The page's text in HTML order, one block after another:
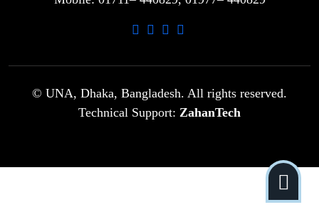
আ.লীগ ও বিএনপির বিরুদ্ধে সমানভাবে
ঢাবিতে মাথায় কাঁঠাল পড়ে মালির মৃত্যু
© UNA, Dhaka, Bangladesh. All rights reserved.
Technical Support: ZahanTech